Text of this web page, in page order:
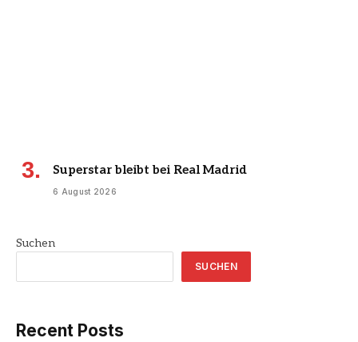
Superstar bleibt bei Real Madrid
6 August 2026
Suchen
SUCHEN
Recent Posts